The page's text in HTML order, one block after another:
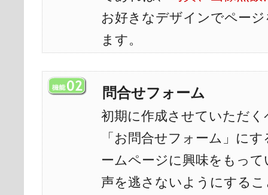
お好きなデザインでペー
ます。
問合せフォーム
初期に作成させていただ
「お問合せフォーム」に
ームページに興味をもっ
声を逃さないようにする